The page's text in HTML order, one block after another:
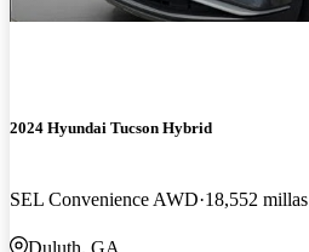
2024 Hyundai Tucson Hybrid
SEL Convenience AWD 18,552 millas